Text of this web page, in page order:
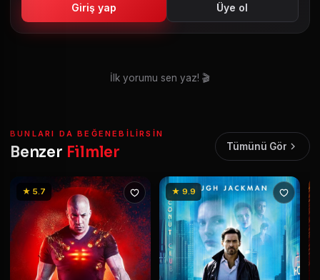
Giriş yap Üye ol
İlk yorumu sen yaz! 🎬
BUNLARI DA BEĞENEBILIRSIN
Benzer Filmler Tümünü Gör
★ 5.7 ★ 9.9